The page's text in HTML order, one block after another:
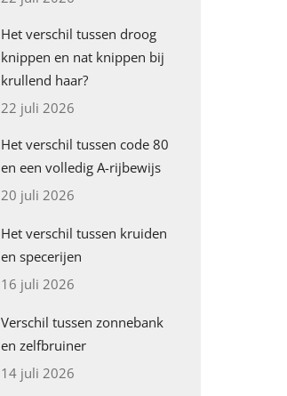
Het verschil tussen droog
knippen en nat knippen bij
krullend haar?
22 juli 2026
Het verschil tussen code 80
en een volledig A-rijbewijs
20 juli 2026
Het verschil tussen kruiden
en specerijen
16 juli 2026
Verschil tussen zonnebank
en zelfbruiner
14 juli 2026